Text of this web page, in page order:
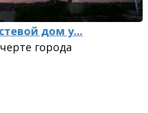
дом у...
города